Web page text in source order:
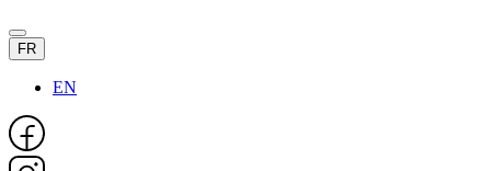
FR
EN